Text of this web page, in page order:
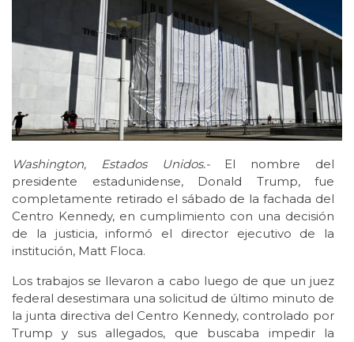
Washington, Estados Unidos.- El nombre del
presidente estadunidense, Donald Trump, fue
completamente retirado el sábado de la fachada del
Centro Kennedy, en cumplimiento con una decisión
de la justicia, informó el director ejecutivo de la
institución, Matt Floca.
Los trabajos se llevaron a cabo luego de que un juez
federal desestimara una solicitud de último minuto de
la junta directiva del Centro Kennedy, controlado por
Trump y sus allegados, que buscaba impedir la